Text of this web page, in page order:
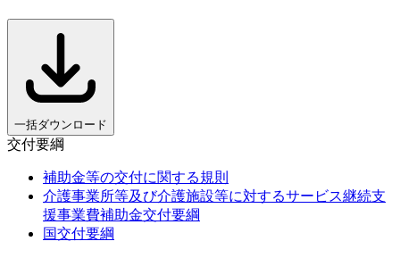
一括ダウンロード
交付要綱
補助金等の交付に関する規則
介護事業所等及び介護施設等に対するサービス継続支
援事業費補助金交付要綱
国交付要綱